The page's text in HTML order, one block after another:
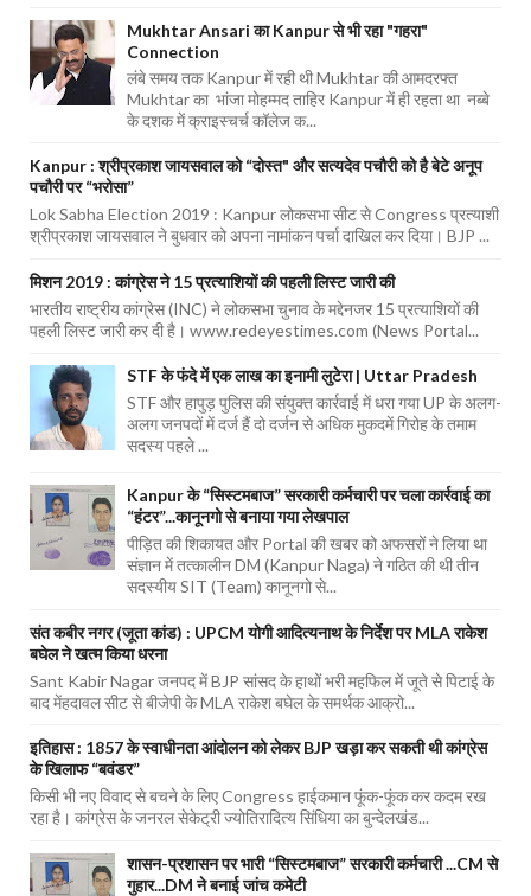
Mukhtar Ansari का Kanpur से भी रहा "गहरा"
Connection
लंबे समय तक Kanpur में रही थी Mukhtar की आमदरफ्त
Mukhtar का भांजा मोहम्मद ताहिर Kanpur में ही रहता था नब्बे
के दशक में क्राइस्चर्च कॉलेज क...
Kanpur : श्रीप्रकाश जायसवाल को “दोस्त" और सत्यदेव पचौरी को है बेटे अनूप
पचौरी पर “भरोसा”
Lok Sabha Election 2019 : Kanpur लोकसभा सीट से Congress प्रत्याशी
श्रीप्रकाश जायसवाल ने बुधवार को अपना नामांकन पर्चा दाखिल कर दिया। BJP ...
मिशन 2019 : कांग्रेस ने 15 प्रत्याशियों की पहली लिस्ट जारी की
भारतीय राष्ट्रीय कांग्रेस (INC) ने लोकसभा चुनाव के मद्देनजर 15 प्रत्याशियों की
पहली लिस्ट जारी कर दी है। www.redeyestimes.com (News Portal...
STF के फंदे में एक लाख का इनामी लुटेरा | Uttar Pradesh
STF और हापुड़ पुलिस की संयुक्त कार्रवाई में धरा गया UP के अलग-
अलग जनपदों में दर्ज हैं दो दर्जन से अधिक मुकदमें गिरोह के तमाम
सदस्य पहले ...
Kanpur के “सिस्टमबाज” सरकारी कर्मचारी पर चला कार्रवाई का
“हंटर”...कानूनगो से बनाया गया लेखपाल
पीड़ित की शिकायत और Portal की खबर को अफसरों ने लिया था
संज्ञान में तत्कालीन DM (Kanpur Naga) ने गठित की थी तीन
सदस्यीय SIT (Team) कानूनगो से...
संत कबीर नगर (जूता कांड) : UPCM योगी आदित्यनाथ के निर्देश पर MLA राकेश
बघेल ने खत्म किया धरना
Sant Kabir Nagar जनपद में BJP सांसद के हाथों भरी महफिल में जूते से पिटाई के
बाद मेंहदावल सीट से बीजेपी के MLA राकेश बघेल के समर्थक आक्रो...
इतिहास : 1857 के स्वाधीनता आंदोलन को लेकर BJP खड़ा कर सकती थी कांग्रेस
के खिलाफ “बवंडर”
किसी भी नए विवाद से बचने के लिए Congress हाईकमान फूंक-फूंक कर कदम रख
रहा है। कांग्रेस के जनरल सेकेट्री ज्योतिरादित्य सिंधिया का बुन्देलखंड...
शासन-प्रशासन पर भारी “सिस्टमबाज” सरकारी कर्मचारी ...CM से
गुहार...DM ने बनाई जांच कमेटी